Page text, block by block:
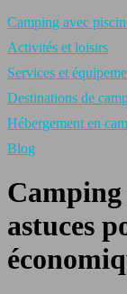
Camping avec
Activités et loisirs
Services et
Destinations de
Hébergement en
Blog
Camping
astuces